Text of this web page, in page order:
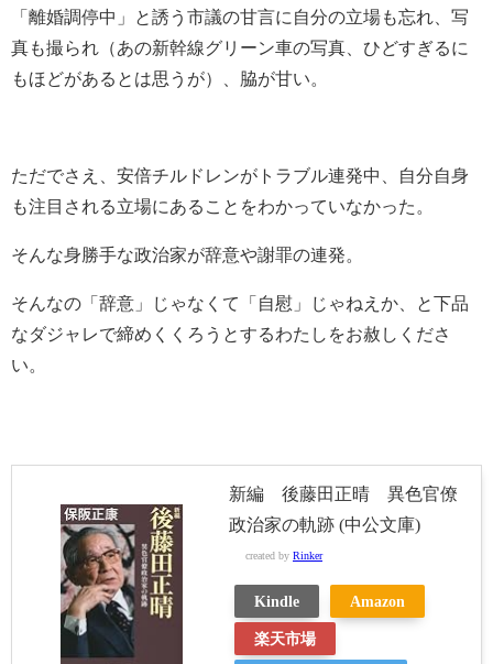
「離婚調停中」と誘う市議の甘言に自分の立場も忘れ、写
真も撮られ（あの新幹線グリーン車の写真、ひどすぎるに
もほどがあるとは思うが）、脇が甘い。
ただでさえ、安倍チルドレンがトラブル連発中、自分自身
も注目される立場にあることをわかっていなかった。
そんな身勝手な政治家が辞意や謝罪の連発。
そんなの「辞意」じゃなくて「自慰」じゃねえか、と下品
なダジャレで締めくくろうとするわたしをお赦しくださ
い。
新編 後藤田正晴 異色官僚
政治家の軌跡 (中公文庫)
created by Rinker
Kindle Amazon
楽天市場